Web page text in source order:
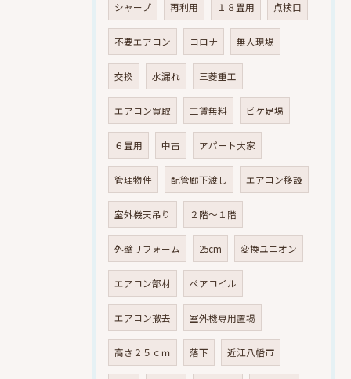
シャープ 再利用 １８畳用 点検口
不要エアコン コロナ 無人現場
交換 水漏れ 三菱重工
エアコン買取 工賃無料 ビケ足場
６畳用 中古 アパート大家
管理物件 配管廊下渡し エアコン移設
室外機天吊り ２階～１階
外壁リフォーム 25cm 変換ユニオン
エアコン部材 ペアコイル
エアコン撤去 室外機専用置場
高さ２５ｃｍ 落下 近江八幡市